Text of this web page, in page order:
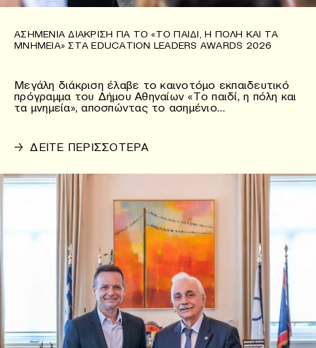
ΑΣΗΜΈΝΙΑ ΔΙΆΚΡΙΣΗ ΓΙΑ ΤΟ «ΤΟ ΠΑΙΔΊ, Η ΠΌΛΗ ΚΑΙ ΤΑ
ΜΝΗΜΕΊΑ» ΣΤΑ EDUCATION LEADERS AWARDS 2026
Μεγάλη διάκριση έλαβε το καινοτόμο εκπαιδευτικό
πρόγραμμα του Δήμου Αθηναίων «Το παιδί, η πόλη και
τα μνημεία», αποσπώντας το ασημένιο…
→ ΔΕΙΤΕ ΠΕΡΙΣΣΟΤΕΡΑ